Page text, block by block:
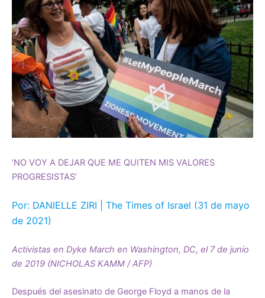
‘NO VOY A DEJAR QUE ME QUITEN MIS VALORES
PROGRESISTAS’
Por: DANIELLE ZIRI | The Times of Israel (31 de mayo
de 2021)
Activistas en Dyke March en Washington, DC, el 7 de junio
de 2019 (NICHOLAS KAMM / AFP)
Después del asesinato de George Floyd a manos de la